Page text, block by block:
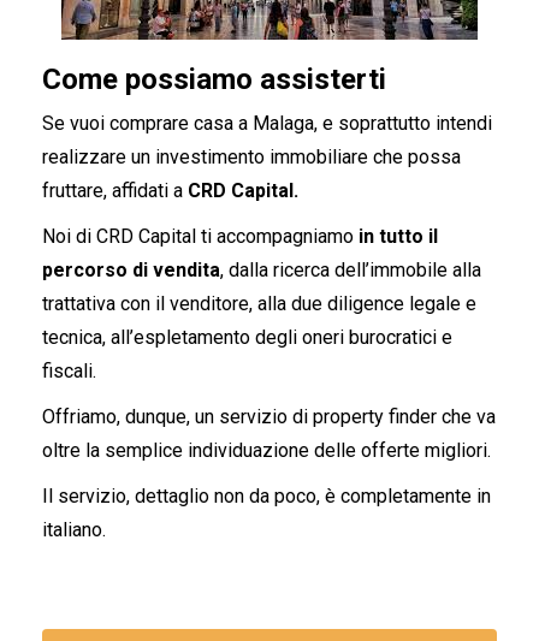
Come possiamo assisterti
Se vuoi comprare casa a Malaga, e soprattutto intendi
realizzare un investimento immobiliare che possa
fruttare, affidati a CRD Capital.
Noi di CRD Capital ti accompagniamo in tutto il
percorso di vendita, dalla ricerca dell’immobile alla
trattativa con il venditore, alla due diligence legale e
tecnica, all’espletamento degli oneri burocratici e
fiscali.
Offriamo, dunque, un servizio di property finder che va
oltre la semplice individuazione delle offerte migliori.
Il servizio, dettaglio non da poco, è completamente in
italiano.